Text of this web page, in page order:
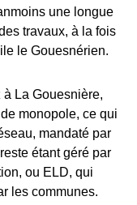
une longue
travaux, à la fois
le Gouesnérien.
La Gouesnière,
monopole, ce qui
mandaté par
étant géré par
ou ELD, qui
les communes.